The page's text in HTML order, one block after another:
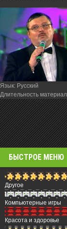
Язык: Русский
Длительность
БЫСТРОЕ МЕНЮ
Другое
Компьютерные игры
Красота и здоровье